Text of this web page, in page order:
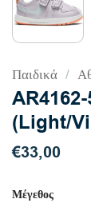
Παιδικά /
(Light/
€33,00
Μέγεθος